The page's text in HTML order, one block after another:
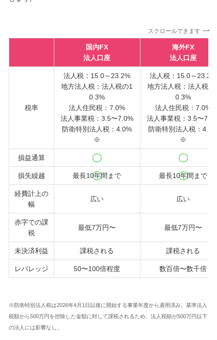
スクロールできます
国内FX
法人口座
海外FX
法人口座
税率
法人税：15.0～23.2%
地方法人税：法人税の1
0.3%
法人住民税：7.0%
法人事業税：3.5〜7.0%
防衛特別法人税：4.0%
※
法人税：15.0～23.2%
地方法人税：法人税の
0.3%
法人住民税：7.0%
法人事業税：3.5〜
防衛特別法人税：
※
損益通算
損失繰越 最長10年間まで 最長10年間まで
経費計上の
幅
広い 広い
赤字での課
税
最低7万円〜 最低7万円〜
未決済利益 課税される 課税される
レバレッジ 50〜100倍程度 数百倍〜数千倍
※防衛特別法人税は2026年4月1日以後に開始する事業年度から適用済み。基準法人
税額から500万円を控除した金額に対して課税されるため、法人税額が500万円以下
の法人には影響なし。